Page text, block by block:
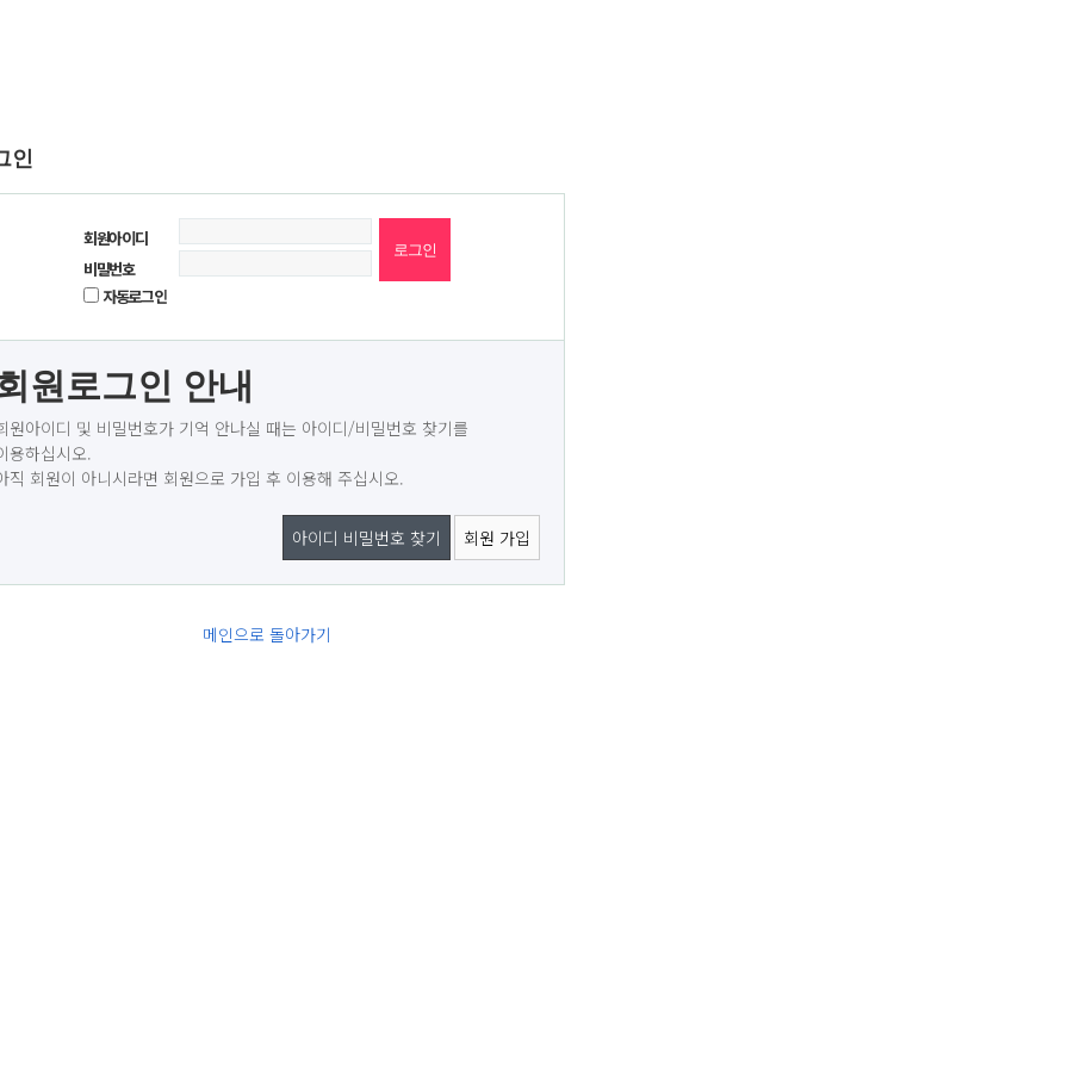
인
회원아이디
비밀번호
자동로그인
원로그인 안내
원아이디 및 비밀번호가 기억 안나실 때는 아이디/비밀번호 찾기를
용하십시오.
직 회원이 아니시라면 회원으로 가입 후 이용해 주십시오.
아이디 비밀번호 찾기 회원 가입
메인으로 돌아가기